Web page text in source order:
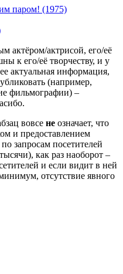
паром! (1975)
актёром/актрисой, его/её
к его/её творчеству, и у
актуальная информация,
(например,
фильмографии) –
вовсе не означает, что
и предоставлением
запросам посетителей
как раз наоборот –
и если видит в ней
отсутствие явного